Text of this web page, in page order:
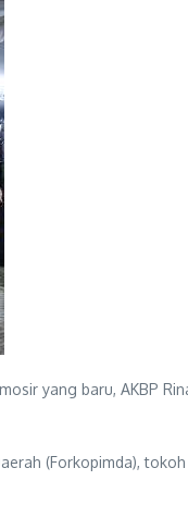
yang baru, AKBP
(Forkopimda),